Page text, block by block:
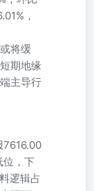
，
将缓
期地缘
主导行
7616.00
位，下
逻辑占